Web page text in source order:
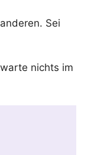
Sei
nichts im